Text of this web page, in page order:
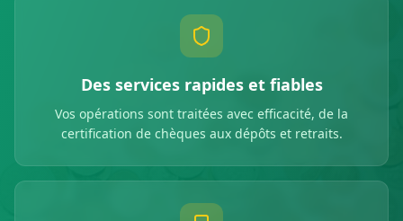
Des services rapides et fiables
Vos opérations sont traitées avec efficacité, de la
certification de chèques aux dépôts et retraits.